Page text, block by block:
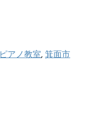
ピアノ教室, 箕面市